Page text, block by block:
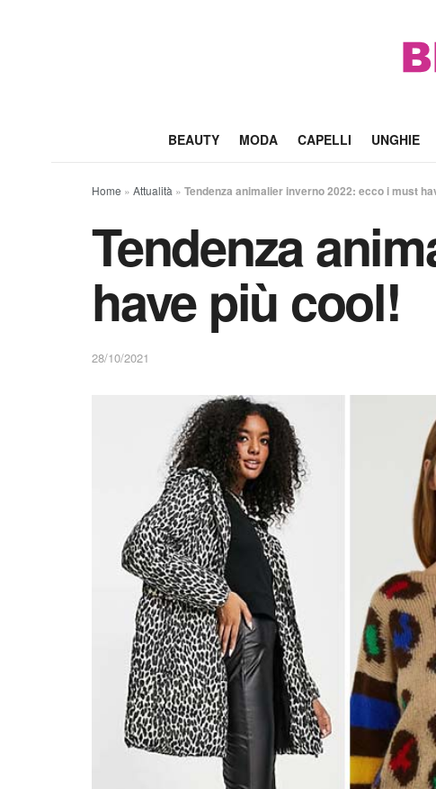
BEAUTY MODA CAPELLI UNGHIE
Home » Attualità » Tendenza animalier inverno 2022: ecco i must
Tendenza
have più cool!
28/10/2021